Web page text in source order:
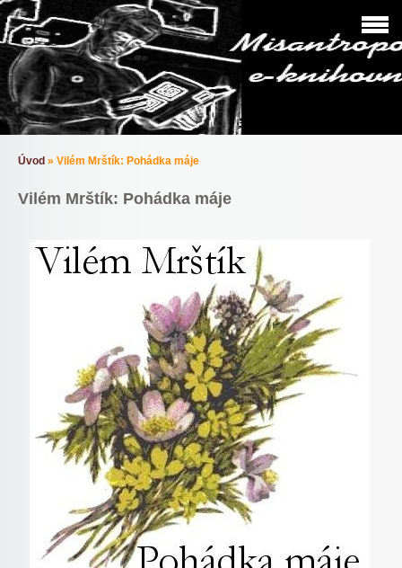
Úvod » Vilém Mrštík: Pohádka máje
Vilém Mrštík: Pohádka máje